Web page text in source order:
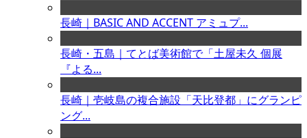
長崎｜BASIC AND ACCENT アミュプ...
長崎・五島｜てとば美術館で「土屋未久 個展
『よる...
長崎｜壱岐島の複合施設「天比登都」にグランピ
ング...